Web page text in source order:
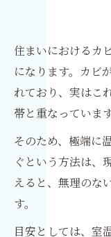
住まいにおけるカ
になります。カビ
れており、実はこ
帯と重なっています
そのため、極端に
ぐという方法は、
えると、無理のな
す。
目安としては、室